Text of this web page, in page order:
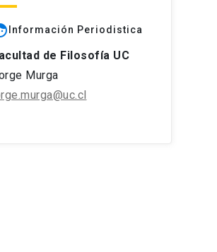
Información Periodistica
de Filosofía UC
Murga